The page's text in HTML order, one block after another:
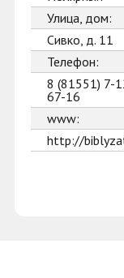
Улица, дом:
Сивко, д. 11
Телефон:
8 (81551) 7-
67-16
www:
http://